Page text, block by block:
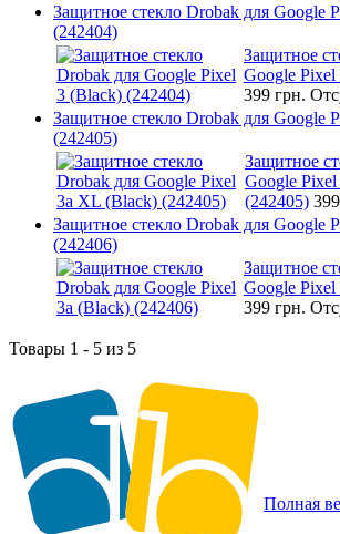
Защитное стекло Drobak для Google
(242404)
Защитное
Google
399 грн.
Защитное стекло Drobak для Google
(242405)
Защитное
Google
(242405)
Защитное стекло Drobak для Google
(242406)
Защитное
Google
399 грн.
Товары 1 - 5 из 5
Полная